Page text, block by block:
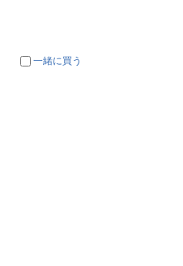
一緒に買う